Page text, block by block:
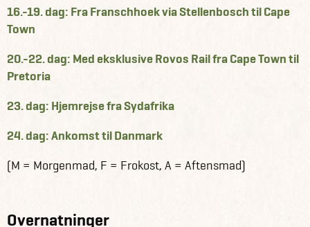
16.-19. dag: Fra Franschhoek via Stellenbosch til Cape
Town
20.-22. dag: Med eksklusive Rovos Rail fra Cape Town til
Pretoria
23. dag: Hjemrejse fra Sydafrika
24. dag: Ankomst til Danmark
(M = Morgenmad, F = Frokost, A = Aftensmad)
Overnatninger